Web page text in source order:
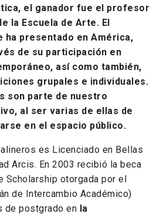
el ganador fue el profesor
la Escuela de Arte. El
ha presentado en América,
de su participación en
así como también,
grupales e individuales.
son parte de nuestro
al ser varias de ellas de
en el espacio público.
es Licenciado en Bellas
Arcis. En 2003 recibió la beca
Scholarship otorgada por el
de Intercambio Académico)
de postgrado en la